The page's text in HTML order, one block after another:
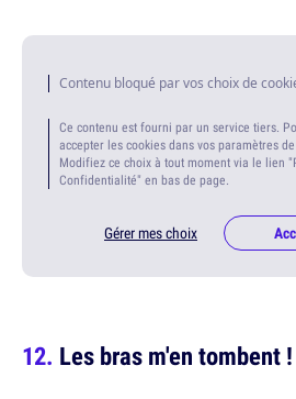
Contenu bloqué par vos choix de
Ce contenu est fourni par un service tiers.
accepter les cookies dans vos paramètres
Modifiez ce choix à tout moment via le lien
Confidentialité" en bas de page.
Gérer mes choix
Les bras m'en tombent !